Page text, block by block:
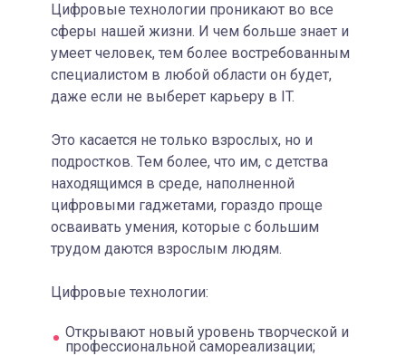
Цифровые технологии проникают во все
сферы нашей жизни. И чем больше знает и
умеет человек, тем более востребованным
специалистом в любой области он будет,
даже если не выберет карьеру в IT.
Это касается не только взрослых, но и
подростков. Тем более, что им, с детства
находящимся в среде, наполненной
цифровыми гаджетами, гораздо проще
осваивать умения, которые с большим
трудом даются взрослым людям.
Цифровые технологии:
Открывают новый уровень творческой и
профессиональной самореализации;